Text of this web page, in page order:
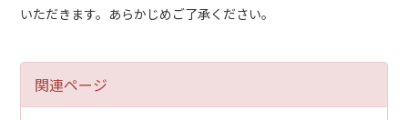
いただきます。あらかじめご了承ください。
関連ページ